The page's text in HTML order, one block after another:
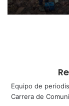
Equipo de
Carrera de